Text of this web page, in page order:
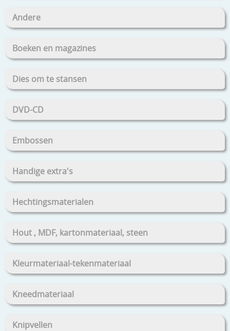
Andere
Boeken en magazines
Dies om te stansen
DVD-CD
Embossen
Handige extra's
Hechtingsmaterialen
Hout , MDF, kartonmateriaal, steen
Kleurmateriaal-tekenmateriaal
Kneedmateriaal
Knipvellen